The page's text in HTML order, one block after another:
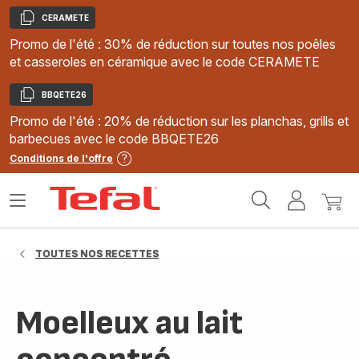
Copier
CERAMETE
Promo de l'été : 30% de réduction sur toutes nos poêles
et casseroles en céramique avec le code CERAMETE
Copier
BBQETE26
Promo de l'été : 20% de réduction sur les planchas, grills et
barbecues avec le code BBQETE26
Conditions de l'offre
MonMon
Ouvrir
TOUTES NOS RECETTES
Moelleux au lait